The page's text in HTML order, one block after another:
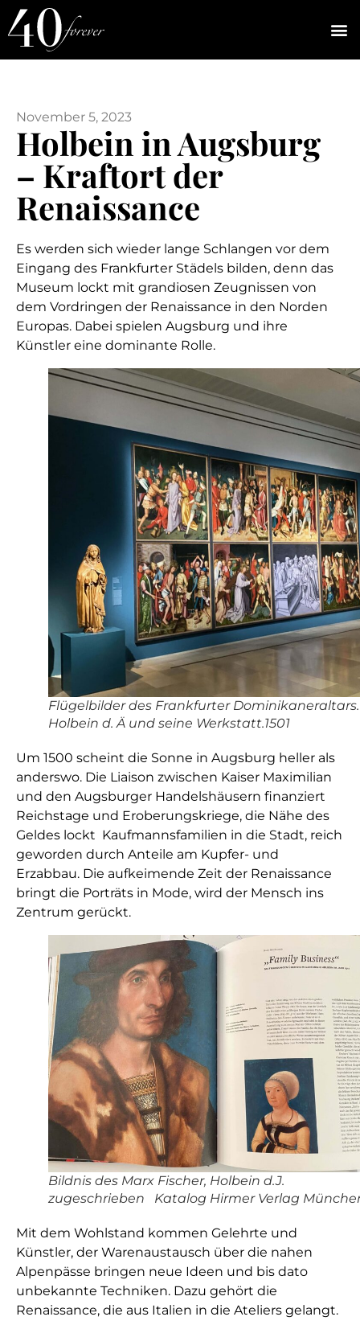
November 5, 2023
Holbein in Augsburg
– Kraftort der
Renaissance
Es werden sich wieder lange Schlangen vor dem
Eingang des Frankfurter Städels bilden, denn das
Museum lockt mit grandiosen Zeugnissen von
dem Vordringen der Renaissance in den Norden
Europas. Dabei spielen Augsburg und ihre
Künstler eine dominante Rolle.
Flügelbilder des Frankfurter Dominikaneraltars.
Holbein d. Ä und seine Werkstatt.1501
Um 1500 scheint die Sonne in Augsburg heller als
anderswo. Die Liaison zwischen Kaiser Maximilian
und den Augsburger Handelshäusern finanziert
Reichstage und Eroberungskriege, die Nähe des
Geldes lockt Kaufmannsfamilien in die Stadt, reich
geworden durch Anteile am Kupfer- und
Erzabbau. Die aufkeimende Zeit der Renaissance
bringt die Porträts in Mode, wird der Mensch ins
Zentrum gerückt.
Bildnis des Marx Fischer, Holbein d.J.
zugeschrieben Katalog Hirmer Verlag
Mit dem Wohlstand kommen Gelehrte und
Künstler, der Warenaustausch über die nahen
Alpenpässe bringen neue Ideen und bis dato
unbekannte Techniken. Dazu gehört die
Renaissance, die aus Italien in die Ateliers gelangt.